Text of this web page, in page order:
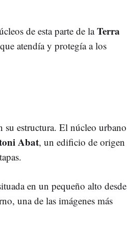
de esta parte de laTerra
atendía y protegía a los
su estructura. El núcleo urbano
Abat, un edificio de origen
en un pequeño alto desde
una de las imágenes más